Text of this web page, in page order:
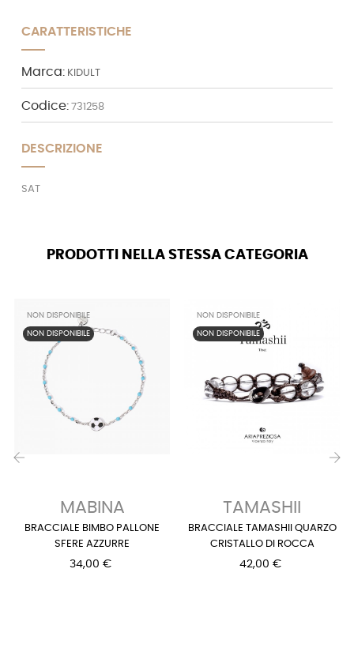
CARATTERISTICHE
Marca: KIDULT
Codice: 731258
DESCRIZIONE
SAT
PRODOTTI NELLA STESSA CATEGORIA
NON DISPONIBILE
NON DISPONIBILE
MABINA
BRACCIALE BIMBO PALLONE
SFERE AZZURRE
34,00 €
NON DISPONIBILE
NON DISPONIBILE
TAMASHII
BRACCIALE TAMASHII QUARZO
CRISTALLO DI ROCCA
42,00 €